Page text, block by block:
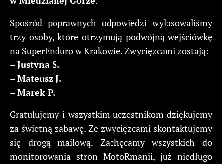
Spośród poprawnych odpowiedzi wylosowaliśmy
trzy osoby, które otrzymują podwójną wejściówkę
na SuperEnduro w Krakowie. Zwycięzcami zostają:
– Justyna S.
– Mateusz J.
– Marek P.
Gratulujemy i wszystkim uczestnikom dziękujemy
za świetną zabawę. Ze zwycięzcami skontaktujemy
się drogą mailową. Zachęcamy wszystkich do
monitorowania stron MotoRmanii, już niedługo